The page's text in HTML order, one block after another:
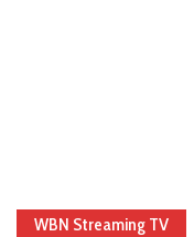
WBN Streaming TV